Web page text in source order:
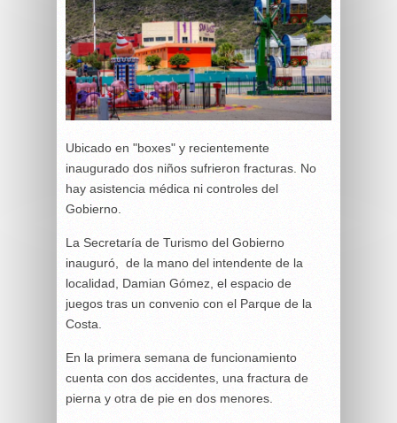
Ubicado en "boxes" y recientemente
inaugurado dos niños sufrieron fracturas. No
hay asistencia médica ni controles del
Gobierno.
La Secretaría de Turismo del Gobierno
inauguró, de la mano del intendente de la
localidad, Damian Gómez, el espacio de
juegos tras un convenio con el Parque de la
Costa.
En la primera semana de funcionamiento
cuenta con dos accidentes, una fractura de
pierna y otra de pie en dos menores.